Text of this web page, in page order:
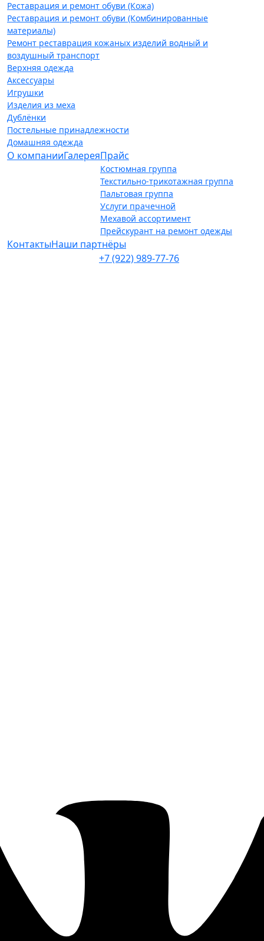
Реставрация и ремонт обуви (Кожа)
Реставрация и ремонт обуви (Комбинированные
материалы)
Ремонт реставрация кожаных изделий водный и
воздушный транспорт
Верхняя одежда
Аксессуары
Игрушки
Изделия из меха
Дублёнки
Постельные принадлежности
Домашняя одежда
О компанииГалереяПрайс
Костюмная группа
Текстильно-трикотажная группа
Пальтовая группа
Услуги прачечной
Мехавой ассортимент
Прейскурант на ремонт одежды
КонтактыНаши партнёры
+7 (922) 989-77-76